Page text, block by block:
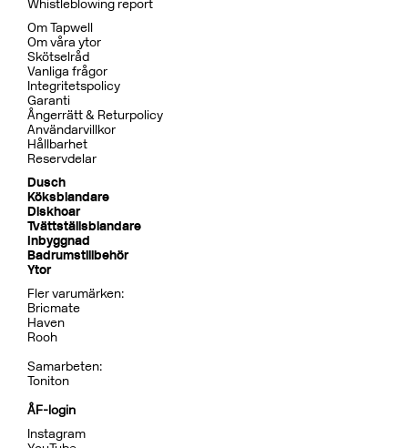
Koppar
BOX7200 ED2 Black Chrome
CR MB
Pris 29995 kr
Dusch
BOX7268 ED2 Black Chrome
CR MB